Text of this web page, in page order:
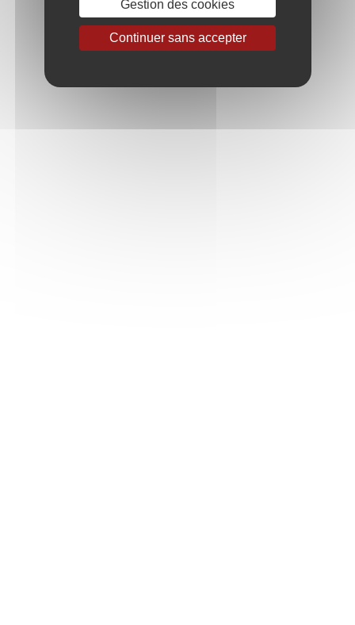
2018
Gestion des cookies
Continuer sans accepter